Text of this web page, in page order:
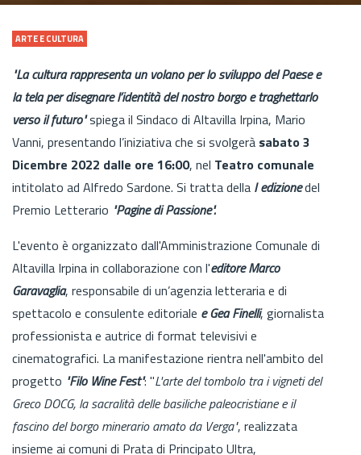
ARTE E CULTURA
"La cultura rappresenta un volano per lo sviluppo del Paese e
la tela per disegnare l’identità del nostro borgo e traghettarlo
verso il futuro"spiega il Sindaco di Altavilla Irpina, Mario
Vanni, presentando l’iniziativa che si svolgerà sabato 3
Dicembre 2022 dalle ore 16:00, nel Teatro comunale
intitolato ad Alfredo Sardone. Si tratta della I edizionedel
Premio Letterario "Pagine di Passione".
L'evento è organizzato dall'Amministrazione Comunale di
Altavilla Irpina in collaborazione con l'editore Marco
Garavaglia, responsabile di un’agenzia letteraria e di
spettacolo e consulente editoriale e Gea Finelli, giornalista
professionista e autrice di format televisivi e
cinematografici. La manifestazione rientra nell'ambito del
progetto "Filo Wine Fest": "L'arte del tombolo tra i vigneti del
Greco DOCG, la sacralità delle basiliche paleocristiane e il
fascino del borgo minerario amato da Verga", realizzata
insieme ai comuni di Prata di Principato Ultra,